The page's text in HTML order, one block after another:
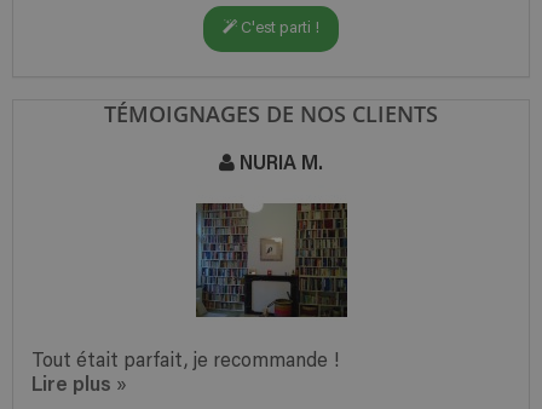
C'est parti !
TÉMOIGNAGES DE NOS CLIENTS
NURIA M.
Tout était parfait, je recommande !
Lire plus »